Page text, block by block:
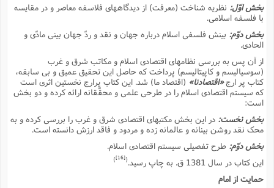
بخش اوّل:نظریه شناخت (معرفت) از دیدگاههاى فلاسفه معاصر و در مقایسه
با فلسفه اسلامى.
بخش دوّم:بینش فلسفى اسلام درباره جهان و نقد و ردّ جهان بینى مادّى و
الحادى.
از آن پس به بررسى نظامهاى اقتصادى اسلام و مکاتب شرق و غرب
(سوسیالیسم و کاپیتالیسم) پرداخت که حاصل این تحقیق عمیق و بى سابقه،
کتاب پر ارج«اقتصادنا» (اقتصاد ما) شد. این کتاب پرارج نخستین اثرى است
که سیستم اقتصادى اسلام را در طرحى علمى و محقّقانه ارائه کرده و دو بخش
است:
بخش نخست:در این بخش مکتبهاى اقتصادى شرق و غرب را بررسى کرده و به
محک نقد روشن بینانه و عالمانه زده و مردود و فاقد ارزش دانسته است.
بخش دوّم:طرح تفصیلى سیستم اقتصادى اسلام.
این کتاب در سال 1381 ق. به چاپ رسید.
[16]
)
حمایت از امام